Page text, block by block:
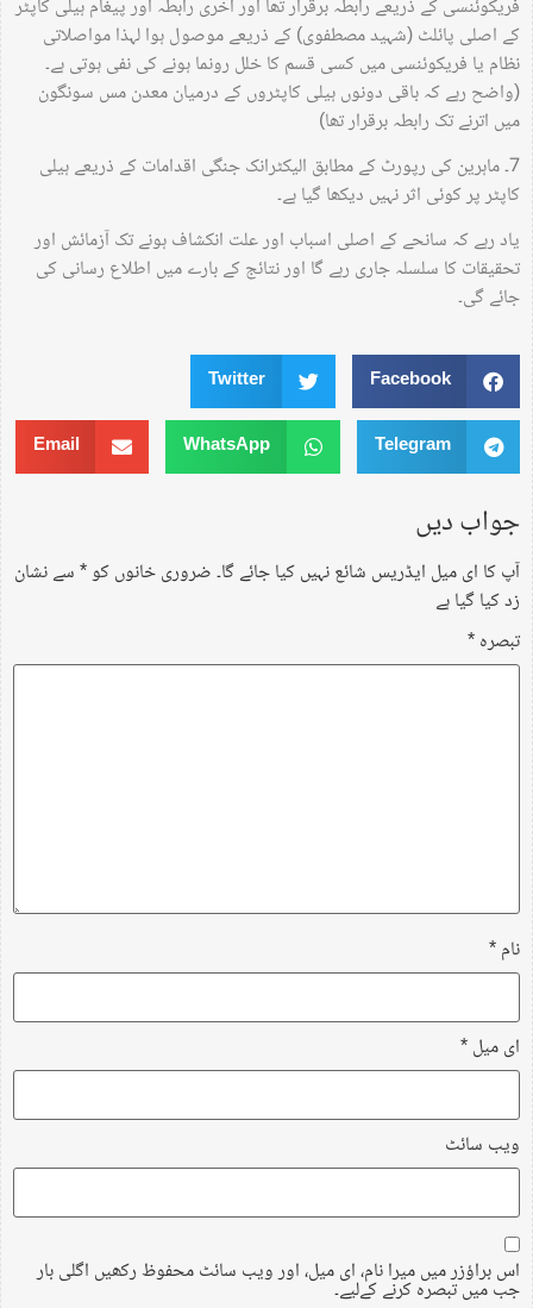
فریکوئنسی کے ذریعے رابطہ برقرار تھا اور آخری رابطہ اور پیغام ہیلی کاپٹر
کے اصلی پائلٹ (شہید مصطفوی) کے ذریعے موصول ہوا لہذا مواصلاتی
نظام یا فریکوئنسی میں کسی قسم کا خلل رونما ہونے کی نفی ہوتی ہے۔
(واضح رہے کہ باقی دونوں ہیلی کاپٹروں کے درمیان معدن مس سونگون
میں اترنے تک رابطہ برقرار تھا)
7۔ ماہرین کی رپورٹ کے مطابق الیکٹرانک جنگی اقدامات کے ذریعے ہیلی
کاپٹر پر کوئی اثر نہیں دیکھا گیا ہے۔
یاد رہے کہ سانحے کے اصلی اسباب اور علت انکشاف ہونے تک آزمائش اور
تحقیقات کا سلسلہ جاری رہے گا اور نتائج کے بارے میں اطلاع رسانی کی
جائے گی۔
Facebook
Twitter
Telegram
WhatsApp
Email
جواب دیں
آپ کا ای میل ایڈریس شائع نہیں کیا جائے گا۔ضروری خانوں کو*سے نشان
زد کیا گیا ہے
تبصرہ*
نام*
ای میل*
ویب‌ سائٹ
اس براؤزر میں میرا نام، ای میل، اور ویب سائٹ محفوظ رکھیں اگلی بار
جب میں تبصرہ کرنے کےلیے۔